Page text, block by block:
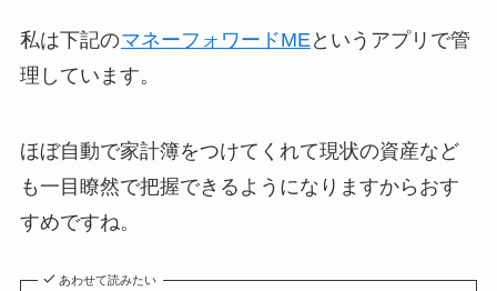
私は下記のマネーフォワードMEというアプリで管
理しています。
ほぼ自動で家計簿をつけてくれて現状の資産など
も一目瞭然で把握できるようになりますからおす
すめですね。
あわせて読みたい